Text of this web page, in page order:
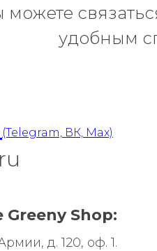
можете
удобным
(Telegram, ВК, Max)
Shop:
д. 120, оф. 1.